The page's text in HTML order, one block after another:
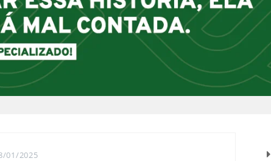
01/2025